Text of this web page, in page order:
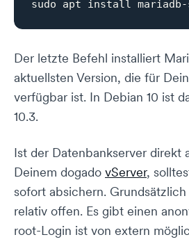
Der letzte Befehl installiert
aktuellsten Version, die für
verfügbar ist. In Debian 10 ist
10.3.
Ist der Datenbankserver direkt
Deinem dogado vServer,
sofort absichern.
relativ offen. Es gibt einen
root-Login ist von extern